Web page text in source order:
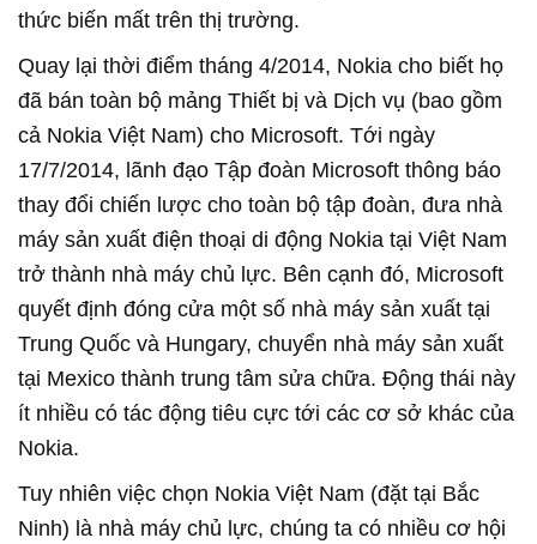
thức biến mất trên thị trường.
Quay lại thời điểm tháng 4/2014, Nokia cho biết họ
đã bán toàn bộ mảng Thiết bị và Dịch vụ (bao gồm
cả Nokia Việt Nam) cho Microsoft. Tới ngày
17/7/2014, lãnh đạo Tập đoàn Microsoft thông báo
thay đổi chiến lược cho toàn bộ tập đoàn, đưa nhà
máy sản xuất điện thoại di động Nokia tại Việt Nam
trở thành nhà máy chủ lực. Bên cạnh đó, Microsoft
quyết định đóng cửa một số nhà máy sản xuất tại
Trung Quốc và Hungary, chuyển nhà máy sản xuất
tại Mexico thành trung tâm sửa chữa. Động thái này
ít nhiều có tác động tiêu cực tới các cơ sở khác của
Nokia.
Tuy nhiên việc chọn Nokia Việt Nam (đặt tại Bắc
Ninh) là nhà máy chủ lực, chúng ta có nhiều cơ hội